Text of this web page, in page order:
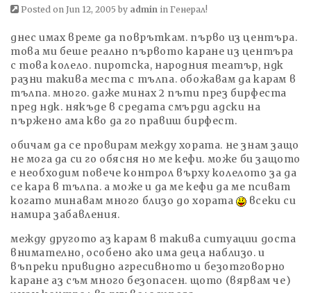
Posted on Jun 12, 2005 by admin in Генерал!
днес имах време да повръткам. първо из центъра.
това ми беше реално първото каране из центъра
с това колело. пиротска, народния театър, ндк
разни такива места с тълпа. обожавам да карам в
тълпа. много. даже минах 2 пъти през бирфеста
пред ндк. някъде в средата смърди адски на
пържено ама кво да го правиш бирфест.
обичам да се провирам между хората. не знам защо
не мога да си го обясня но ме кефи. може би защото
е необходим повече контрол върху колелото за да
се кара в тълпа. а може и да ме кефи да ме псиват
когато минавам много близо до хората
всеки си
намира забавления.
между другото аз карам в такива ситуации доста
внимателно, особено ако има деца наблизо. и
въпреки привидно агресивното и безотговорно
каране аз съм много безопасен. щото (вярвам че)